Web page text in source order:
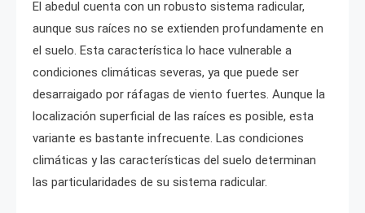
El abedul cuenta con un robusto sistema radicular,
aunque sus raíces no se extienden profundamente en
el suelo. Esta característica lo hace vulnerable a
condiciones climáticas severas, ya que puede ser
desarraigado por ráfagas de viento fuertes. Aunque la
localización superficial de las raíces es posible, esta
variante es bastante infrecuente. Las condiciones
climáticas y las características del suelo determinan
las particularidades de su sistema radicular.